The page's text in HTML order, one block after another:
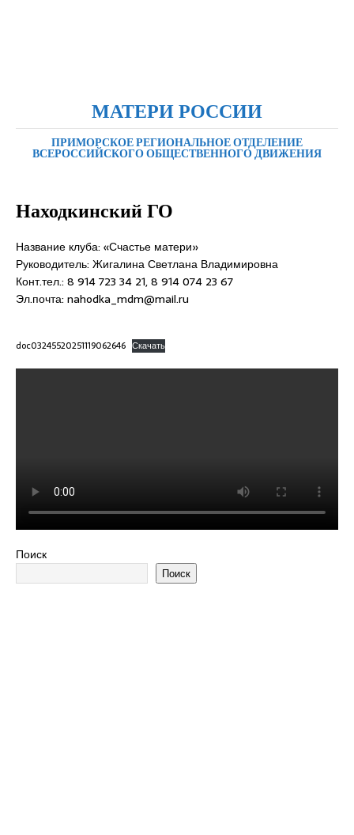
МАТЕРИ РОССИИ
ПРИМОРСКОЕ РЕГИОНАЛЬНОЕ ОТДЕЛЕНИЕ
ВСЕРОССИЙСКОГО ОБЩЕСТВЕННОГО ДВИЖЕНИЯ
Находкинский ГО
Название клуба: «Счастье матери»
Руководитель: Жигалина Светлана Владимировна
Конт.тел.: 8 914 723 34 21, 8 914 074 23 67
Эл.почта: nahodka_mdm@mail.ru
doc03245520251119062646 Скачать
Поиск
Поиск